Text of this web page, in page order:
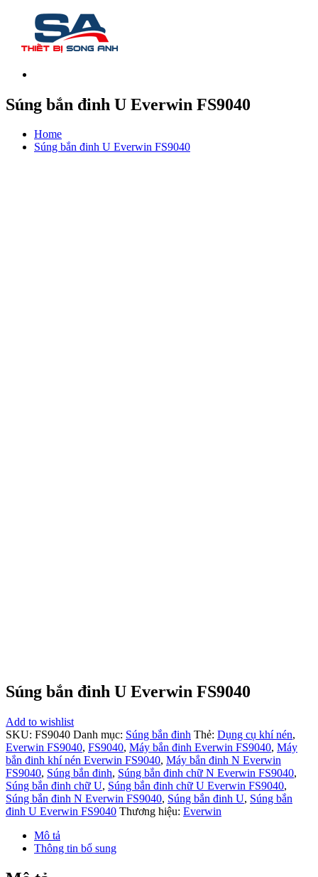
Súng bắn đinh U Everwin FS9040
Home
Súng bắn đinh U Everwin FS9040
Súng bắn đinh U Everwin FS9040
Add to wishlist
SKU: FS9040 Danh mục: Súng bắn đinh Thẻ: Dụng cụ khí nén,
Everwin FS9040, FS9040, Máy bắn đinh Everwin FS9040, Máy
bắn đinh khí nén Everwin FS9040, Máy bắn đinh N Everwin
FS9040, Súng bắn đinh, Súng bắn đinh chữ N Everwin FS9040,
Súng bắn đinh chữ U, Súng bắn đinh chữ U Everwin FS9040,
Súng bắn đinh N Everwin FS9040, Súng bắn đinh U, Súng bắn
đinh U Everwin FS9040 Thương hiệu: Everwin
Mô tả
Thông tin bổ sung